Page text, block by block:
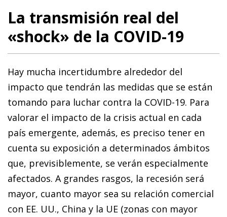
La transmisión real del
«shock» de la COVID-19
Hay mucha incertidumbre alrededor del
impacto que tendrán las medidas que se están
tomando para luchar contra la COVID-19. Para
valorar el impacto de la crisis actual en cada
país emergente, además, es preciso tener en
cuenta su exposición a determinados ámbitos
que, previsiblemente, se verán especialmente
afectados. A grandes rasgos, la recesión será
mayor, cuanto mayor sea su relación comercial
con EE. UU., China y la UE (zonas con mayor